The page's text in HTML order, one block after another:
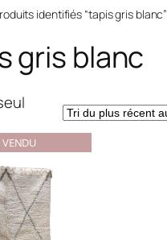
identifiés “tapis gris blanc”
gris blanc
VENDU